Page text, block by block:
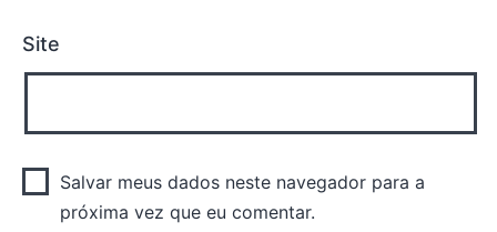
Site
Salvar meus dados neste navegador para a
próxima vez que eu comentar.